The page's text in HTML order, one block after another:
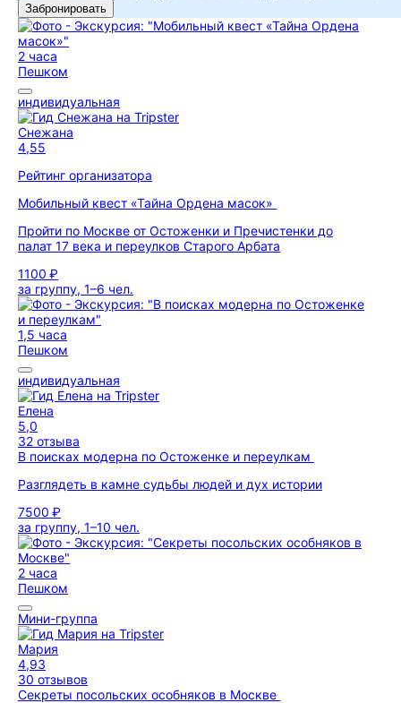
Забронировать
2 часа
Пешком
индивидуальная
Снежана
4,55
Рейтинг организатора
Мобильный квест «Тайна Ордена масок»
Пройти по Москве от Остоженки и Пречистенки до
палат 17 века и переулков Старого Арбата
1100 ₽
за группу, 1–6 чел.
1,5 часа
Пешком
индивидуальная
Елена
5,0
32 отзыва
В поисках модерна по Остоженке и переулкам
Разглядеть в камне судьбы людей и дух истории
7500 ₽
за группу, 1–10 чел.
2 часа
Пешком
Мини-группа
Мария
4,93
30 отзывов
Секреты посольских особняков в Москве